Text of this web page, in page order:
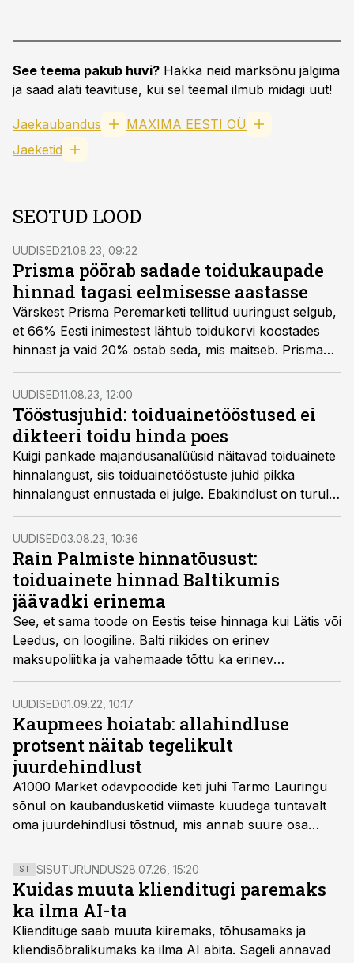
See teema pakub huvi? Hakka neid märksõnu jälgima
ja saad alati teavituse, kui sel teemal ilmub midagi uut!
Jaekaubandus
MAXIMA EESTI OÜ
Jaeketid
SEOTUD LOOD
UUDISED21.08.23, 09:22
Prisma pöörab sadade toidukaupade
hinnad tagasi eelmisesse aastasse
Värskest Prisma Peremarketi tellitud uuringust selgub,
et 66% Eesti inimestest lähtub toidukorvi koostades
hinnast ja vaid 20% ostab seda, mis maitseb. Prisma
pöörab üle 200 toidu- ja esmatarbekauba hinnad aasta
võrra tagasi – hinnatõusu eelsesse perioodi.
UUDISED11.08.23, 12:00
Tööstusjuhid: toiduainetööstused ei
dikteeri toidu hinda poes
Kuigi pankade majandusanalüüsid näitavad toiduainete
hinnalangust, siis toiduainetööstuste juhid pikka
hinnalangust ennustada ei julge. Ebakindlust on turul
liiga palju, leiavad tööstusjuhid.
UUDISED03.08.23, 10:36
Rain Palmiste hinnatõusust:
toiduainete hinnad Baltikumis
jäävadki erinema
See, et sama toode on Eestis teise hinnaga kui Lätis või
Leedus, on loogiline. Balti riikides on erinev
maksupoliitika ja vahemaade tõttu ka erinev
transpordikulu. Lisaks võrdlevad poeketid üksteise
hindu, mis on samuti osa normaalsest jaeturu
toimimisest, ütleb Baltikumis suuri kauplusi ja
tanklakette pagaritoodetega varustava Mantinga Eesti
juht Rain Palmiste.
UUDISED01.09.22, 10:17
Kaupmees hoiatab: allahindluse
protsent näitab tegelikult
juurdehindlust
A1000 Market odavpoodide keti juhi Tarmo Lauringu
sõnul on kaubandusketid viimaste kuudega tuntavalt
oma juurdehindlusi tõstnud, mis annab suure osa
hinnatõusust. Eriti selgelt näitavad juurdehindluste
suurust sooduskampaaniad, millega lubatakse 40-80-
protsendilisi allahindlusi.
ST SISUTURUNDUS28.07.26, 15:20
Kuidas muuta klienditugi paremaks
ka ilma AI-ta
Kliendituge saab muuta kiiremaks, tõhusamaks ja
kliendisõbralikumaks ka ilma AI abita. Sageli annavad